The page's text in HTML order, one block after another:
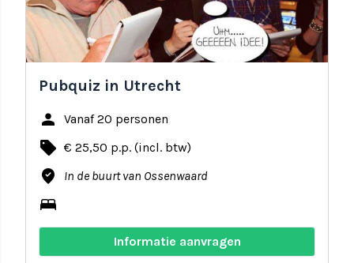
Pubquiz in Utrecht
person Vanaf 20 personen
local_offer € 25,50 p.p. (incl. btw)
where_to_vote In de buurt van Ossenwaard
bed
Informatie aanvragen